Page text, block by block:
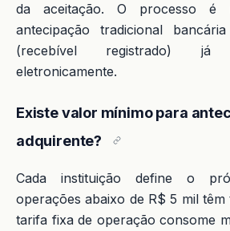
da aceitação. O processo é
antecipação tradicional
(recebível registrado) já
eletronicamente.
Existe valor mínimo para
adquirente?
Cada instituição define o
operações abaixo de R$ 5 mil
tarifa fixa de operação consome